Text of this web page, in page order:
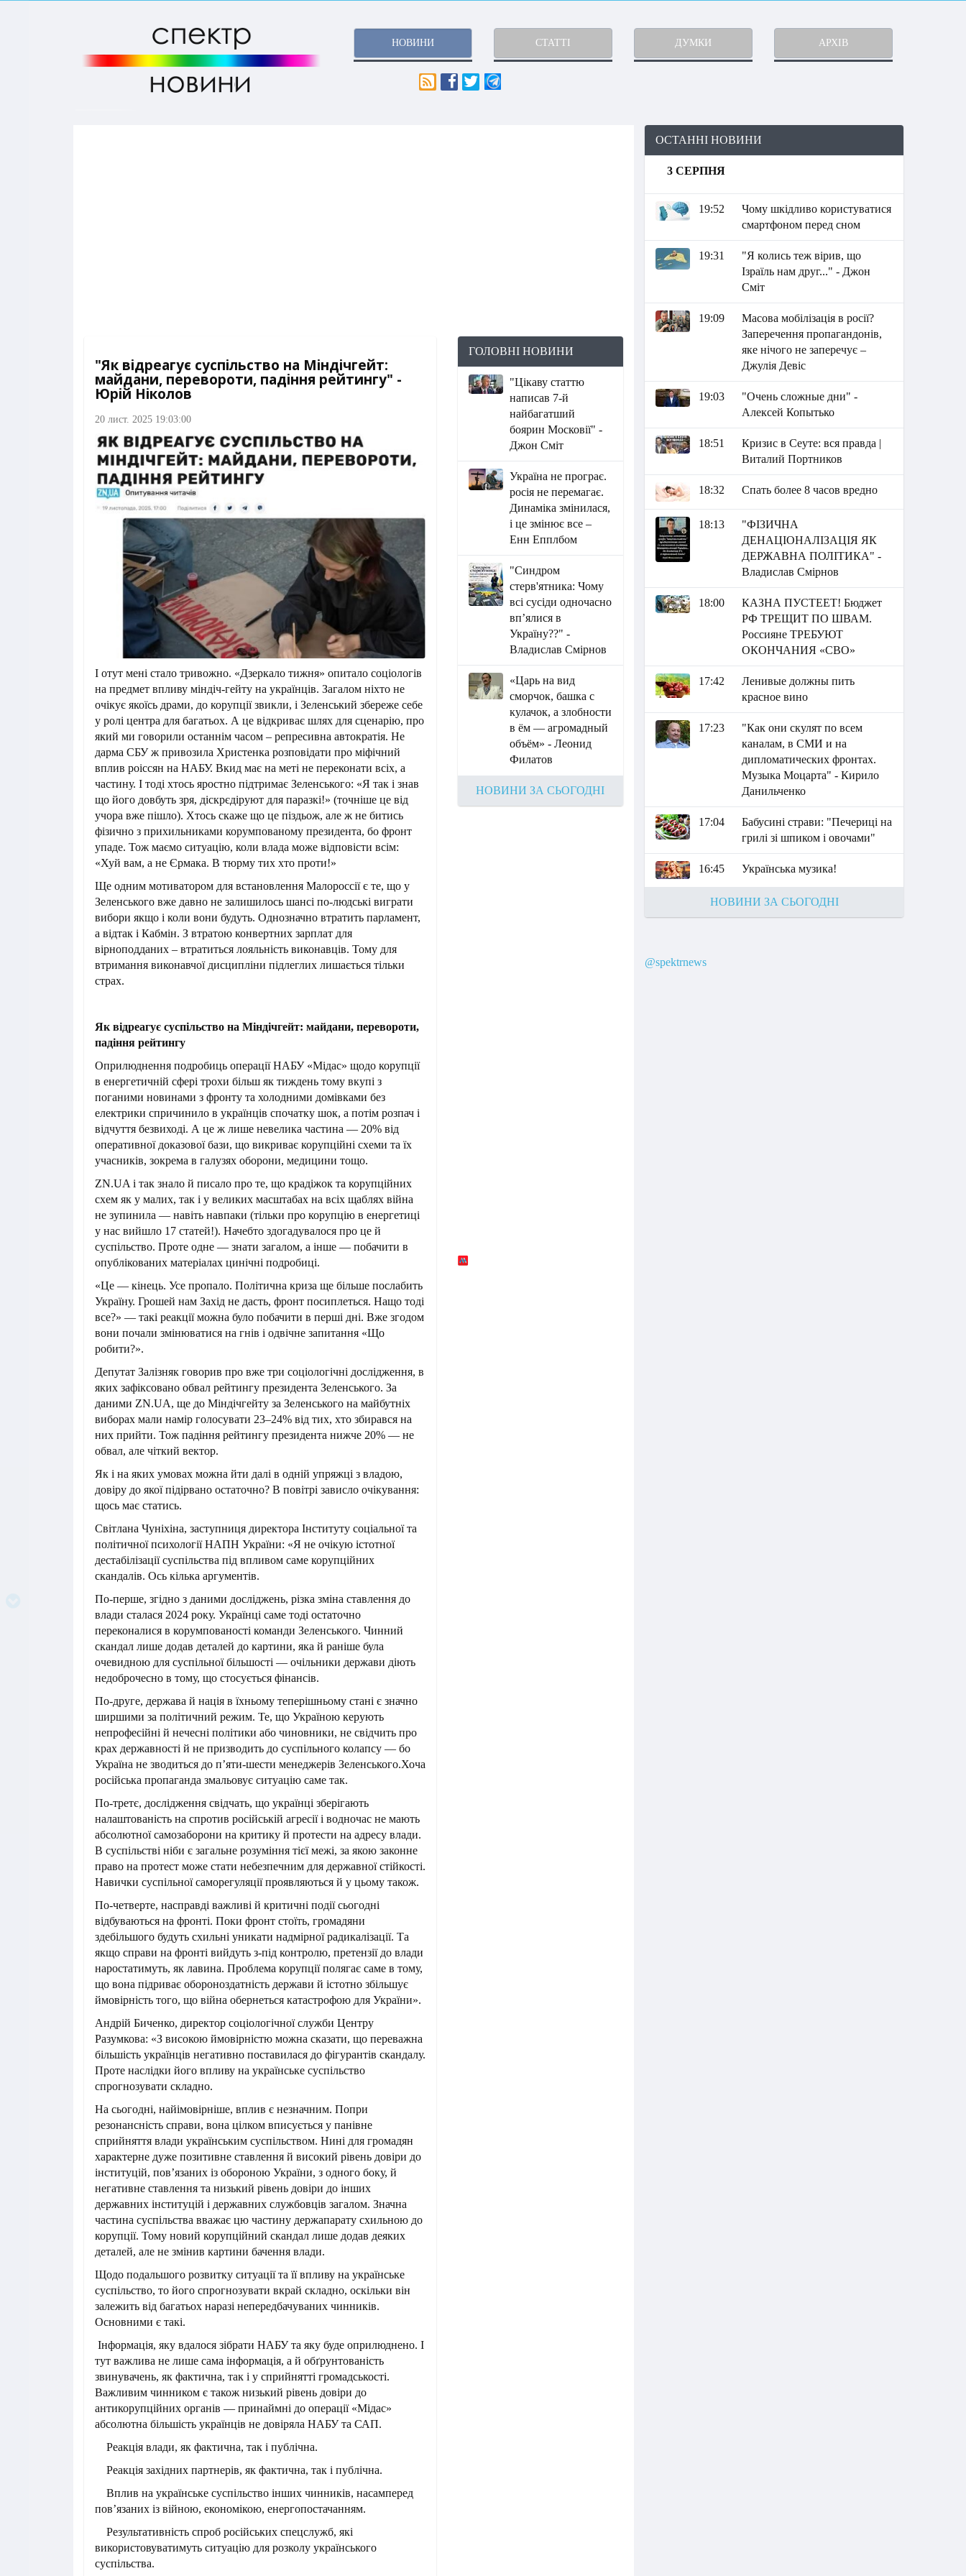
НОВИНИ СТАТТІ ДУМКИ АРХІВ
"Як відреагує суспільство на Міндічгейт:
майдани, перевороти, падіння рейтингу" -
Юрій Ніколов
20 лист. 2025 19:03:00
І отут мені стало тривожно. «Дзеркало тижня» опитало соціологів
на предмет впливу міндіч-гейту на українців. Загалом ніхто не
очікує якоїсь драми, до корупції звикли, і Зеленський збереже себе
у ролі центра для багатьох. А це відкриває шлях для сценарію, про
який ми говорили останнім часом – репресивна автократія. Не
дарма СБУ ж привозила Христенка розповідати про міфічний
вплив роіссян на НАБУ. Вкид має на меті не переконати всіх, а
частину. І тоді хтось яростно підтримає Зеленського: «Я так і знав
що його довбуть зря, діскрєдіруют для паразкі!» (точніше це від
учора вже пішло). Хтось скаже що це піздьож, але ж не битись
фізично з прихильниками корумпованому президента, бо фронт
упаде. Тож маємо ситуацію, коли влада може відповісти всім:
«Хуй вам, а не Єрмака. В тюрму тих хто проти!»
Ще одним мотиватором для встановлення Малороссії є те, що у
Зеленського вже давно не залишилось шансі по-людські виграти
вибори якщо і коли вони будуть. Однозначно втратить парламент,
а відтак і Кабмін. З втратою конвертних зарплат для
вірноподданих – втратиться лояльність виконавців. Тому для
втримання виконавчої дисципліни підлеглих лишається тільки
страх.
Як відреагує суспільство на Міндічгейт: майдани, перевороти,
падіння рейтингу
Оприлюднення подробиць операції НАБУ «Мідас» щодо корупції
в енергетичній сфері трохи більш як тиждень тому вкупі з
поганими новинами з фронту та холодними домівками без
електрики спричинило в українців спочатку шок, а потім розпач і
відчуття безвиході. А це ж лише невелика частина — 20% від
оперативної доказової бази, що викриває корупційні схеми та їх
учасників, зокрема в галузях оборони, медицини тощо.
ZN.UA і так знало й писало про те, що крадіжок та корупційних
схем як у малих, так і у великих масштабах на всіх щаблях війна
не зупинила — навіть навпаки (тільки про корупцію в енергетиці
у нас вийшло 17 статей!). Начебто здогадувалося про це й
суспільство. Проте одне — знати загалом, а інше — побачити в
опублікованих матеріалах цинічні подробиці.
«Це — кінець. Усе пропало. Політична криза ще більше послабить
Україну. Грошей нам Захід не дасть, фронт посиплеться. Нащо тоді
все?» — такі реакції можна було побачити в перші дні. Вже згодом
вони почали змінюватися на гнів і одвічне запитання «Що
робити?».
Депутат Залізняк говорив про вже три соціологічні дослідження, в
яких зафіксовано обвал рейтингу президента Зеленського. За
даними ZN.UA, ще до Міндічгейту за Зеленського на майбутніх
виборах мали намір голосувати 23–24% від тих, хто збирався на
них прийти. Тож падіння рейтингу президента нижче 20% — не
обвал, але чіткий вектор.
Як і на яких умовах можна йти далі в одній упряжці з владою,
довіру до якої підірвано остаточно? В повітрі зависло очікування:
щось має статись.
Світлана Чуніхіна, заступниця директора Інституту соціальної та
політичної психології НАПН України: «Я не очікую істотної
дестабілізації суспільства під впливом саме корупційних
скандалів. Ось кілька аргументів.
По-перше, згідно з даними досліджень, різка зміна ставлення до
влади сталася 2024 року. Українці саме тоді остаточно
переконалися в корумпованості команди Зеленського. Чинний
скандал лише додав деталей до картини, яка й раніше була
очевидною для суспільної більшості — очільники держави діють
недоброчесно в тому, що стосується фінансів.
По-друге, держава й нація в їхньому теперішньому стані є значно
ширшими за політичний режим. Те, що Україною керують
непрофесійні й нечесні політики або чиновники, не свідчить про
крах державності й не призводить до суспільного колапсу — бо
Україна не зводиться до п’яти-шести менеджерів Зеленського.Хоча
російська пропаганда змальовує ситуацію саме так.
По-третє, дослідження свідчать, що українці зберігають
налаштованість на спротив російській агресії і водночас не мають
абсолютної самозаборони на критику й протести на адресу влади.
В суспільстві ніби є загальне розуміння тієї межі, за якою законне
право на протест може стати небезпечним для державної стійкості.
Навички суспільної саморегуляції проявляються й у цьому також.
По-четверте, насправді важливі й критичні події сьогодні
відбуваються на фронті. Поки фронт стоїть, громадяни
здебільшого будуть схильні уникати надмірної радикалізації. Та
якщо справи на фронті вийдуть з-під контролю, претензії до влади
наростатимуть, як лавина. Проблема корупції полягає саме в тому,
що вона підриває обороноздатність держави й істотно збільшує
ймовірність того, що війна обернеться катастрофою для України».
Андрій Биченко, директор соціологічної служби Центру
Разумкова: «З високою ймовірністю можна сказати, що переважна
більшість українців негативно поставилася до фігурантів скандалу.
Проте наслідки його впливу на українське суспільство
спрогнозувати складно.
На сьогодні, найімовірніше, вплив є незначним. Попри
резонансність справи, вона цілком вписується у панівне
сприйняття влади українським суспільством. Нині для громадян
характерне дуже позитивне ставлення й високий рівень довіри до
інституцій, пов’язаних із обороною України, з одного боку, й
негативне ставлення та низький рівень довіри до інших
державних інституцій і державних службовців загалом. Значна
частина суспільства вважає цю частину держапарату схильною до
корупції. Тому новий корупційний скандал лише додав деяких
деталей, але не змінив картини бачення влади.
Щодо подальшого розвитку ситуації та її впливу на українське
суспільство, то його спрогнозувати вкрай складно, оскільки він
залежить від багатьох наразі непередбачуваних чинників.
Основними є такі.
Інформація, яку вдалося зібрати НАБУ та яку буде оприлюднено. І
тут важлива не лише сама інформація, а й обґрунтованість
звинувачень, як фактична, так і у сприйнятті громадськості.
Важливим чинником є також низький рівень довіри до
антикорупційних органів — принаймні до операції «Мідас»
абсолютна більшість українців не довіряла НАБУ та САП.
Реакція влади, як фактична, так і публічна.
Реакція західних партнерів, як фактична, так і публічна.
Вплив на українське суспільство інших чинників, насамперед
пов’язаних із війною, економікою, енергопостачанням.
Результативність спроб російських спецслужб, які
використовуватимуть ситуацію для розколу українського
суспільства.
ГОЛОВНІ НОВИНИ
"Цікаву статтю
написав 7-й
найбагатший
боярин Московії" -
Джон Сміт
Україна не програє.
росія не перемагає.
Динаміка змінилася,
і це змінює все –
Енн Епплбом
"Синдром
стерв'ятника: Чому
всі сусіди одночасно
вп’ялися в
Україну??" -
Владислав Смірнов
«Царь на вид
сморчок, башка с
кулачок, а злобности
в ём — агромадный
объём» - Леонид
Филатов
НОВИНИ ЗА СЬОГОДНІ
ОСТАННІ НОВИНИ
3 СЕРПНЯ
19:52
Чому шкідливо користуватися
смартфоном перед сном
19:31
"Я колись теж вірив, що
Ізраїль нам друг..." - Джон
Сміт
19:09
Масова мобілізація в росії?
Заперечення пропагандонів,
яке нічого не заперечує –
Джулія Девіс
19:03
"Очень сложные дни" -
Алексей Копытько
18:51
Кризис в Сеуте: вся правда |
Виталий Портников
18:32 Спать более 8 часов вредно
18:13
"ФІЗИЧНА
ДЕНАЦІОНАЛІЗАЦІЯ ЯК
ДЕРЖАВНА ПОЛІТИКА" -
Владислав Смірнов
18:00
КАЗНА ПУСТЕЕТ! Бюджет
РФ ТРЕЩИТ ПО ШВАМ.
Россияне ТРЕБУЮТ
ОКОНЧАНИЯ «СВО»
17:42
Ленивые должны пить
красное вино
17:23
"Как они скулят по всем
каналам, в СМИ и на
дипломатических фронтах.
Музыка Моцарта" - Кирило
Данильченко
17:04
Бабусині страви: "Печериці на
грилі зі шпиком і овочами"
16:45 Українська музика!
НОВИНИ ЗА СЬОГОДНІ
@spektrnews